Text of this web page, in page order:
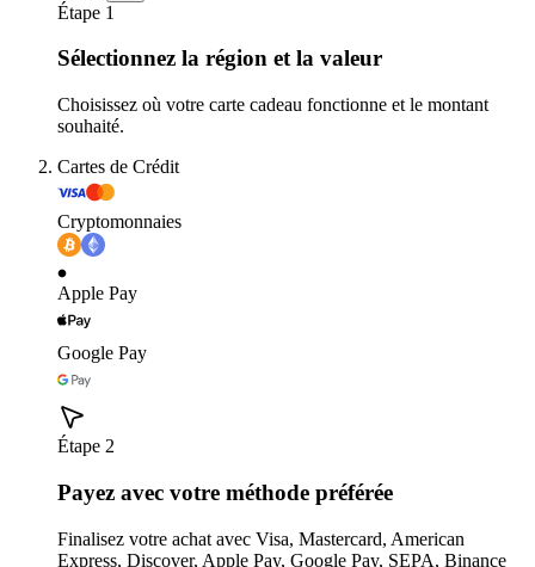
Étape 1
Sélectionnez la région et la valeur
Choisissez où votre carte cadeau fonctionne et le montant
souhaité.
Cartes de Crédit
Cryptomonnaies
Apple Pay
Google Pay
Étape 2
Payez avec votre méthode préférée
Finalisez votre achat avec Visa, Mastercard, American
Express, Discover, Apple Pay, Google Pay, SEPA, Binance